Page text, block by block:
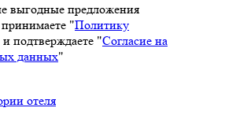
выгодные предложения
"Политику
и подтверждаете "Согласие на
данных"
отеля